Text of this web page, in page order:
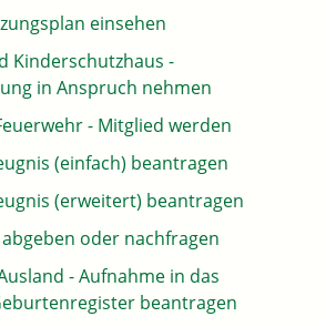
einsehen
Kinderschutzhaus -
in Anspruch nehmen
- Mitglied werden
(einfach) beantragen
(erweitert) beantragen
oder nachfragen
- Aufnahme in das
beantragen